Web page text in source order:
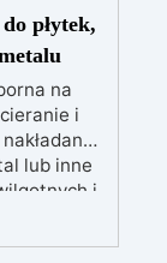
płytek,
na
i
lub inne
i